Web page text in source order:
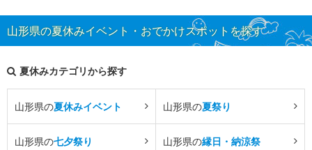
山形県の夏休みイベント・おでかけスポットを探す
夏休みカテゴリから探す
山形県の夏休みイベント 山形県の夏祭り
山形県の七夕祭り 山形県の縁日・納涼祭